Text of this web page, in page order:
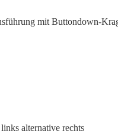
mit Buttondown-
alternative rechts